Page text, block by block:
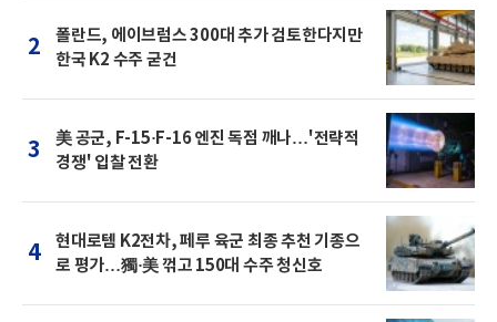
2
폴란드, 에이브럼스 300대 추가 검토한다지만
한국 K2 수주 굳건
3
美 공군, F-15·F-16 엔진 독점 깨나…'전략적
경쟁' 입찰 전환
4
현대로템 K2전차, 페루 육군 최종 추천 기종으
로 평가…獨·美 꺾고 150대 수주 청신호